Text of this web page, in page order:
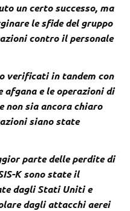
un certo successo, ma
le sfide del gruppo
contro il personale
verificati in tandem con
e le operazioni di
non sia ancora chiaro
siano state
parte delle perdite di
K sono state il
dagli Stati Uniti e
dagli attacchi aerei